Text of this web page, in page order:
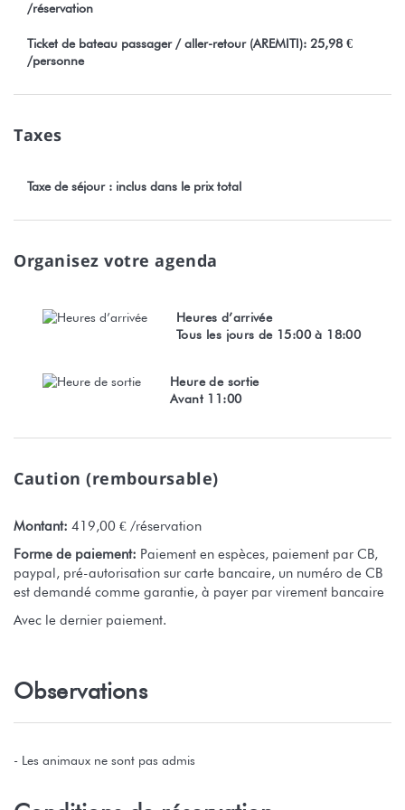
Toute réservation est soumise obligatoirement à l'acceptation
sans restriction de nos conditions générales de vente visible sur
générales.
Numéro d'enregistrement : 909DTO-MT
* Logement non éligible pour une quarantaine.
/réservation
Ticket de bateau passager / aller-retour (AREMITI): 25,98 €
/personne
Taxes
Taxe de séjour : inclus dans le prix total
Organisez votre agenda
Heures d’arrivée
Tous les jours de 15:00 à 18:00
Heure de sortie
Avant 11:00
Caution (remboursable)
Montant: 419,00 € /réservation
Forme de paiement: Paiement en espèces, paiement par CB,
paypal, pré-autorisation sur carte bancaire, un numéro de CB
est demandé comme garantie, à payer par virement bancaire
Avec le dernier paiement.
Observations
- Les animaux ne sont pas admis